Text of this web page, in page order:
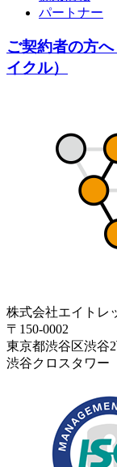
パートナー
ご契約者の方
イクル）
株式会社エイトレ
〒150-0002
東京都渋谷区渋谷
渋谷クロスタワー